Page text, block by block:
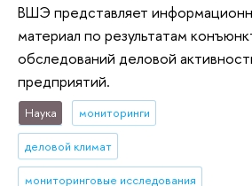
ВШЭ представляет
материал по результатам
обследований деловой
предприятий.
Наука мониторинги
деловой климат
мониторинговые исследования